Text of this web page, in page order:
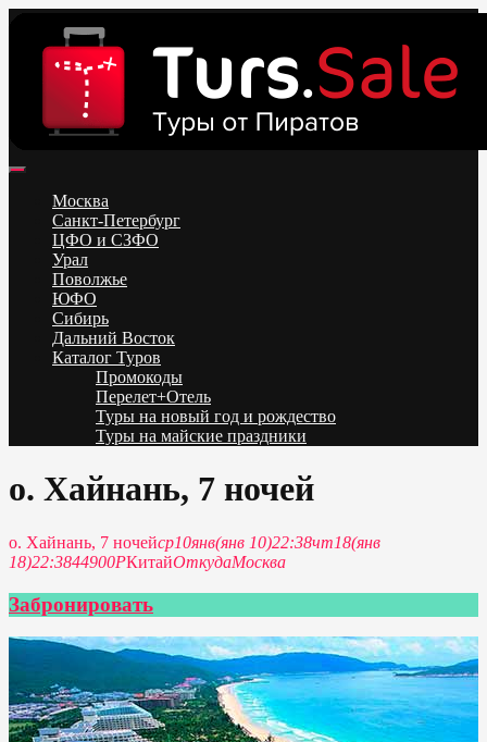
content
Низкие цены на путевки 3-7-10 ночей все включено, отдых на
море. Распродажа экскурсионных и горнолыжных туров.
Обновление каждый день. Официальный сайт Тур Сейл
Москва
Санкт-Петербург
ЦФО и СЗФО
Урал
Поволжье
ЮФО
Сибирь
Дальний Восток
Каталог Туров
Промокоды
Перелет+Отель
Туры на новый год и рождество
Туры на майские праздники
о. Хайнань, 7 ночей
о. Хайнань, 7 ночейср10янв(янв 10)22:38чт18(янв
18)22:3844900РКитайОткудаМосква
Забронировать